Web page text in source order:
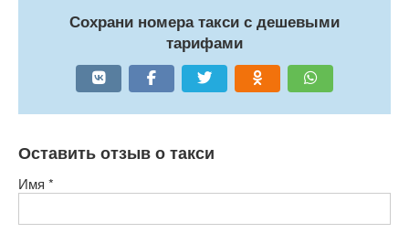
Сохрани номера такси с дешевыми
тарифами
Оставить отзыв о такси
Имя *